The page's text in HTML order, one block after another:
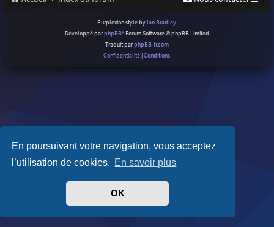
En poursuivant votre navigation, vous acceptez
l’utilisation de cookies. En savoir plus
OK
Purplexion style by Ian Bradley
Développé parphpBB® Forum Software © phpBB Limited
Traduit parphpBB-fr.com
Confidentialité |Conditions